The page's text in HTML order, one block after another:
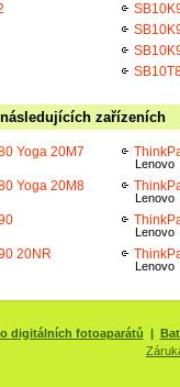
zařízeních
Yoga 20M7
Yoga 20M8
20NR
Lenovo
Lenovo
Lenovo
Lenovo
digitálních fotoaparátů |